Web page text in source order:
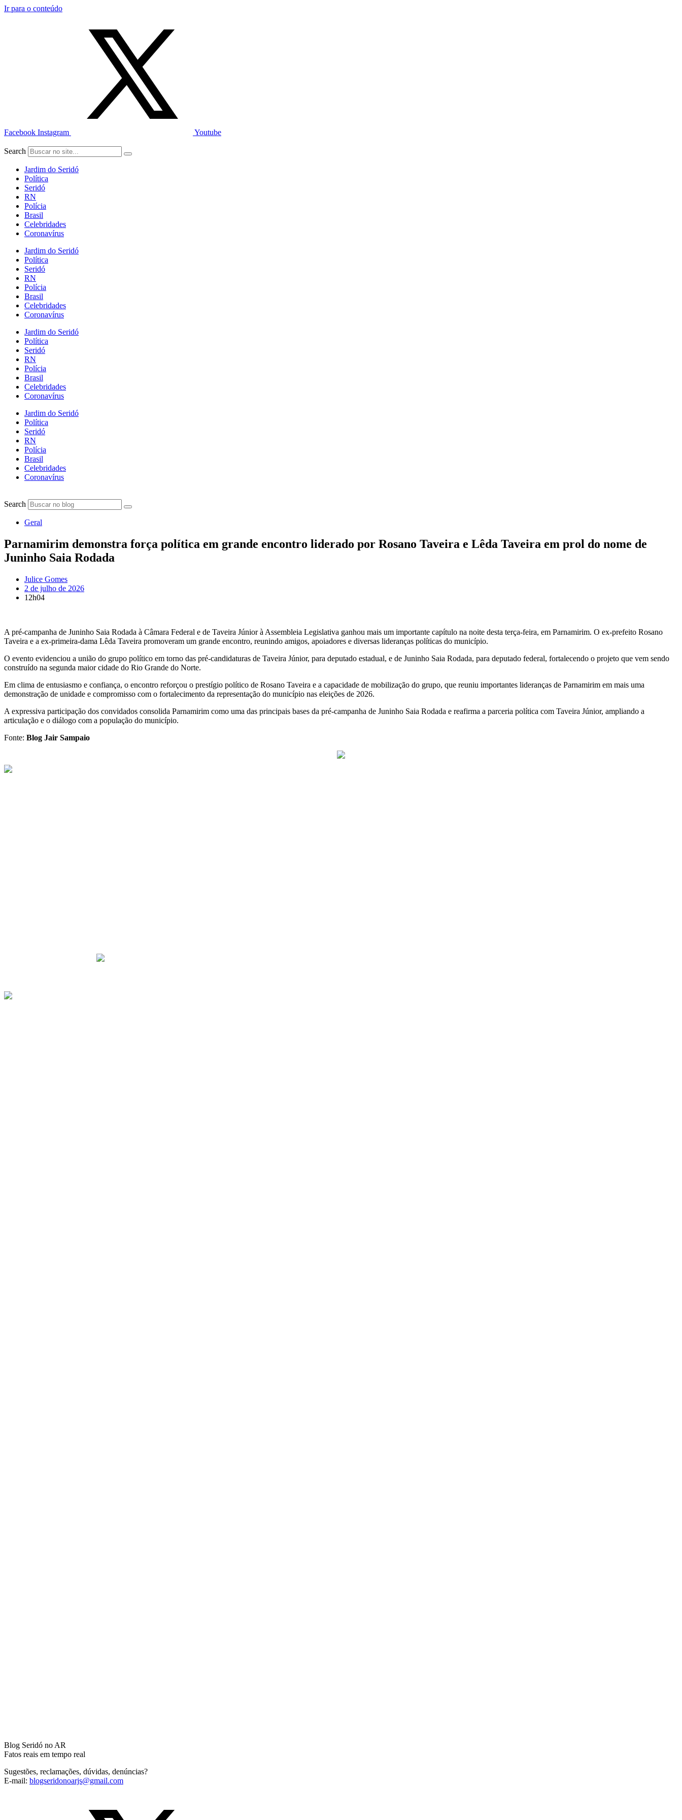
Ir para o conteúdo
Facebook Instagram Youtube
Search
Jardim do Seridó
Política
Seridó
RN
Polícia
Brasil
Celebridades
Coronavírus
Jardim do Seridó
Política
Seridó
RN
Polícia
Brasil
Celebridades
Coronavírus
Jardim do Seridó
Política
Seridó
RN
Polícia
Brasil
Celebridades
Coronavírus
Jardim do Seridó
Política
Seridó
RN
Polícia
Brasil
Celebridades
Coronavírus
Search
Geral
Parnamirim demonstra força política em grande encontro liderado por Rosano Taveira e Lêda Taveira em prol do nome de
Juninho Saia Rodada
Julice Gomes
2 de julho de 2026
12h04
A pré-campanha de Juninho Saia Rodada à Câmara Federal e de Taveira Júnior à Assembleia Legislativa ganhou mais um importante capítulo na noite desta terça-feira, em Parnamirim. O ex-prefeito Rosano
Taveira e a ex-primeira-dama Lêda Taveira promoveram um grande encontro, reunindo amigos, apoiadores e diversas lideranças políticas do município.
O evento evidenciou a união do grupo político em torno das pré-candidaturas de Taveira Júnior, para deputado estadual, e de Juninho Saia Rodada, para deputado federal, fortalecendo o projeto que vem sendo
construído na segunda maior cidade do Rio Grande do Norte.
Em clima de entusiasmo e confiança, o encontro reforçou o prestígio político de Rosano Taveira e a capacidade de mobilização do grupo, que reuniu importantes lideranças de Parnamirim em mais uma
demonstração de unidade e compromisso com o fortalecimento da representação do município nas eleições de 2026.
A expressiva participação dos convidados consolida Parnamirim como uma das principais bases da pré-campanha de Juninho Saia Rodada e reafirma a parceria política com Taveira Júnior, ampliando a
articulação e o diálogo com a população do município.
Fonte: Blog Jair Sampaio
Blog Seridó no AR
Fatos reais em tempo real
Sugestões, reclamações, dúvidas, denúncias?
E-mail: blogseridonoarjs@gmail.com